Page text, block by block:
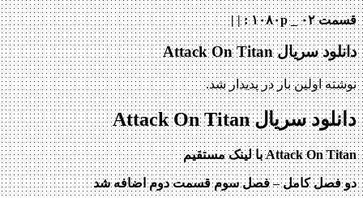
قسمت ۰۲ _ ۱۰۸۰p : | |
دانلود سریال Attack On Titan
نوشته اولین بار در پدیدار شد.
دانلود سریال Attack On Titan
Attack On Titan با لینک مستقیم
دو فصل کامل – فصل سوم قسمت دوم اضافه شد